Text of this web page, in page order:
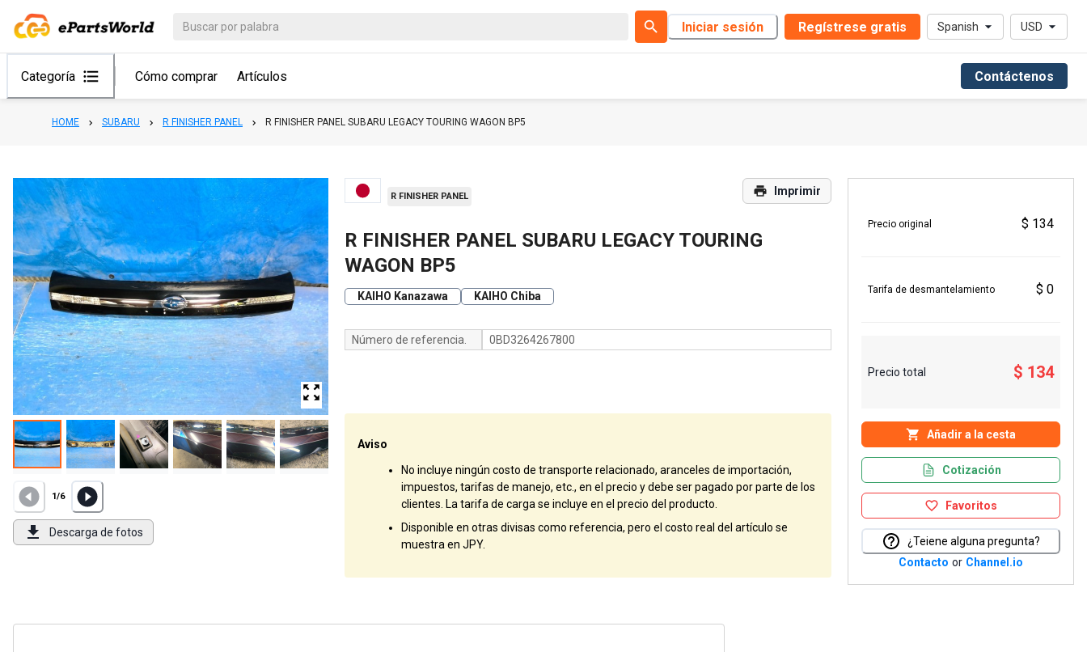
Iniciar sesión Regístrese gratis Spanish USD
Categoría Cómo comprar Artículos Contáctenos
HOME SUBARU R FINISHER PANEL R FINISHER PANEL SUBARU LEGACY TOURING WAGON BP5
1/6
Descarga de fotos
R FINISHER PANEL Imprimir
R FINISHER PANEL SUBARU LEGACY TOURING
WAGON BP5
KAIHO Kanazawa KAIHO Chiba
Número de referencia. 0BD3264267800
Aviso
No incluye ningún costo de transporte relacionado, aranceles de importación,
impuestos, tarifas de manejo, etc., en el precio y debe ser pagado por parte de los
clientes. La tarifa de carga se incluye en el precio del producto.
Disponible en otras divisas como referencia, pero el costo real del artículo se
muestra en JPY.
Precio original $ 134
Tarifa de desmantelamiento $ 0
Precio total $ 134
Añadir a la cesta
Cotización
Favoritos
¿Teiene alguna pregunta?
Contacto or Channel.io